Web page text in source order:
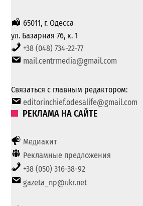
65011, г. Одесса
ул. Базарная 76, к. 1
+38 (048) 734-22-77
mail.centrmedia@gmail.com
Связаться с главным редактором:
editorinchief.odesalife@gmail.com
РЕКЛАМА НА САЙТЕ
Медиакит
Рекламные предложения
+38 (050) 316-38-92
gazeta_np@ukr.net